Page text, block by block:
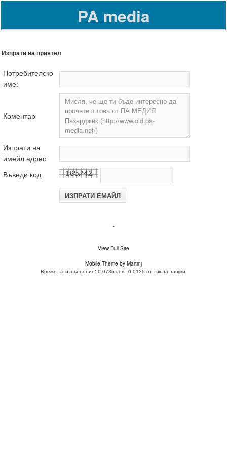
PA media
Изпрати на приятел
Потребителско
име:
Коментар
Изпрати на
имейл адрес
Въведи код
.
View Full Site
Mobile Theme by Martinj
Време за изпълнение: 0.0735 сек., 0.0125 от тях за заявки.